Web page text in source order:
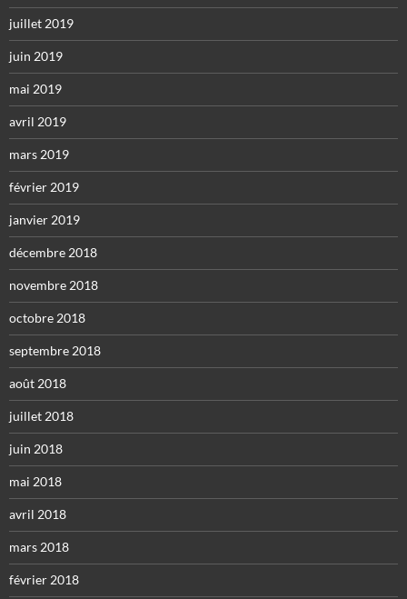
juillet 2019
juin 2019
mai 2019
avril 2019
mars 2019
février 2019
janvier 2019
décembre 2018
novembre 2018
octobre 2018
septembre 2018
août 2018
juillet 2018
juin 2018
mai 2018
avril 2018
mars 2018
février 2018